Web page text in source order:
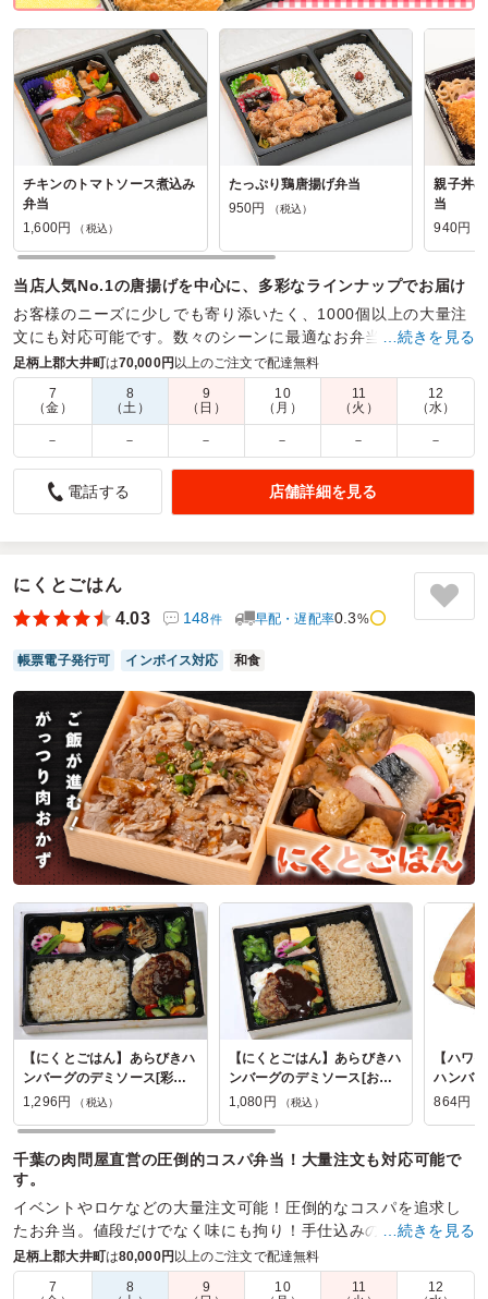
チキンのトマトソース煮込み
弁当
1,600円
（税込）
たっぷり鶏唐揚げ弁当
950円
（税込）
親子丼&
当
940円
当店人気No.1の唐揚げを中心に、多彩なラインナップでお届け
お客様のニーズに少しでも寄り添いたく、1000個以上の大量注
文にも対応可能です。数々のシーンに最適なお弁当を豊富なバ
リエーションからお選びください
商品数： 締切日時： 1日前15:00 価格帯：
500円～2,200円
配達時間：
8:00～23:00
時間通りに届けていただけて感謝です。
4.0
弁当の中身もほぼ満足でした。
年末の時点では540円だった価格が年を開けて590円になって
いたのは少しこまりました。
540円で関係者に連絡していたのでいつから値上げのような
アナウンスが欲しかったです。
ご利用シーン：スポーツ›スポーツ合宿
参加者の年齢：20代未満男女比：女性多め
神奈川県川崎市宮前区宮崎2026/01/27
マイリトルキッチンの口コミをもっと見る
…続きを見る
足柄上郡大井町は70,000円以上のご注文で配達無料
7
（金）
8
（土）
9
（日）
10
（月）
11
（火）
12
（水）
－ － － － － －
電話する 店舗詳細を見る
にくとごはん
4.03
148件 早配・遅配率0.3%
帳票電子発行可 インボイス対応 和食
【にくとごはん】あらびきハ
ンバーグのデミソース[彩り
弁当幕の内]
1,296円 （税込）
【にくとごはん】あらびきハ
ンバーグのデミソース[お好
み幕の内弁当]
1,080円 （税込）
【ハワ
ハンバ
864円
千葉の肉問屋直営の圧倒的コスパ弁当！大量注文も対応可能で
す。
イベントやロケなどの大量注文可能！圧倒的なコスパを追求し
たお弁当。値段だけでなく味にも拘り！手仕込みの唐揚げや定
番の生姜焼きなどもラインナップ！
商品数： 締切日時： 1日前10:00 価格帯： 864円～1,404円
…続きを見る
足柄上郡大井町は80,000円 以上のご注文で配達無料
7
8
9
10
11
12